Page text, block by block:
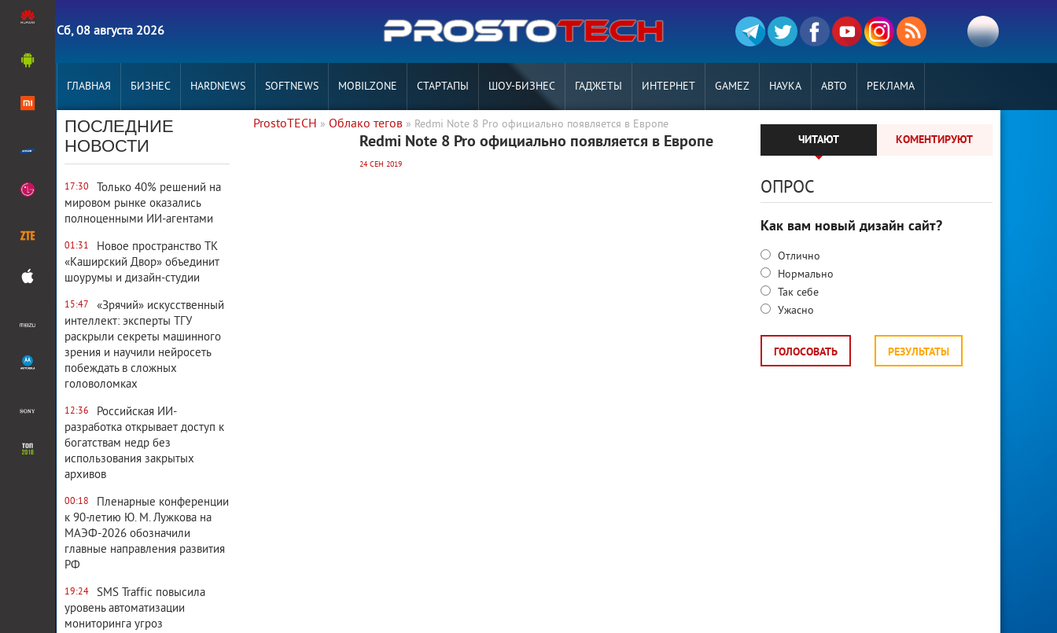
Сб, 08 августа 2026
ГЛАВНАЯ БИЗНЕС HARDNEWS SOFTNEWS MOBILZONE СТАРТАПЫ ШОУ-БИЗНЕС ГАДЖЕТЫ ИНТЕРНЕТ GAMEZ НАУКА АВТО РЕКЛАМА
ПОСЛЕДНИЕ
НОВОСТИ
17:30
Только 40% решений на
мировом рынке оказались
полноценными ИИ-агентами
01:31
Новое пространство ТК
«Каширский Двор» объединит
шоурумы и дизайн-студии
15:47
«Зрячий» искусственный
интеллект: эксперты ТГУ
раскрыли секреты машинного
зрения и научили нейросеть
побеждать в сложных
головоломках
12:36
Российская ИИ-
разработка открывает доступ к
богатствам недр без
использования закрытых
архивов
00:18
Пленарные конференции
к 90-летию Ю. М. Лужкова на
МАЭФ-2026 обозначили
главные направления развития
РФ
19:24
SMS Traffic повысила
уровень автоматизации
мониторинга угроз
ProstoTECH » Облако тегов » Redmi Note 8 Pro официально появляется в Европе
3 455 0
Redmi Note 8 Pro официально появляется в Европе
24 СЕН 2019
ЧИТАЮТ КОМЕНТИРУЮТ
ОПРОС
Как вам новый дизайн сайт?
Отлично
Нормально
Так себе
Ужасно
ГОЛОСОВАТЬ РЕЗУЛЬТАТЫ